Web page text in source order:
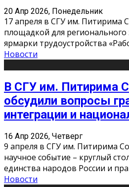
20 Апр 2026, Понедельник
17 апреля в СГУ им. Питирима
площадкой для регионального
ярмарки трудоустройства
Новости
В СГУ им. Питирима
обсудили вопросы
интеграции и
16 Апр 2026, Четверг
9 апреля в СГУ им. Питирима
научное событие – круглый
единства народов России и
Новости